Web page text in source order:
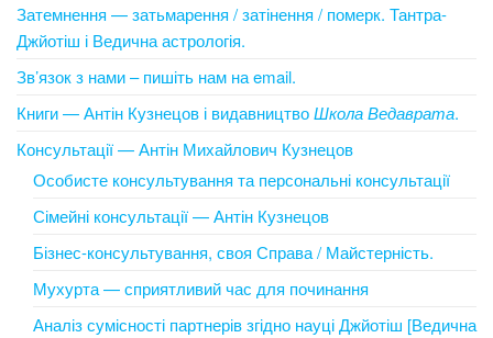
Затемнення — затьмарення / затінення / померк. Тантра-
Джйотіш і Ведична астрологія.
Зв’язок з нами – пишіть нам на email.
Книги — Антін Кузнецов і видавництвоШкола Ведаврата.
Консультації — Антін Михайлович Кузнецов
Особисте консультування та персональні консультації
Сімейні консультації — Антін Кузнецов
Бізнес-консультування, своя Справа / Майстерність.
Мухурта — сприятливий час для починання
Аналіз сумісності партнерів згідно науці Джйотіш [Ведична